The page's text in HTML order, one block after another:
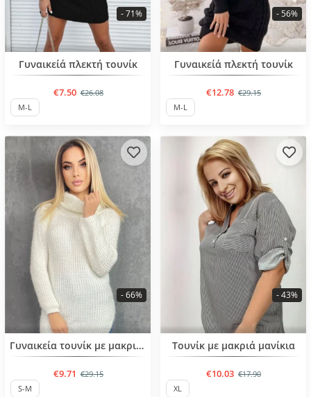
BESTSELLER
Γυναικείά πλεκτή τουνίκ
€7.50 €26.08
- 71%
M-L
BESTSELLER
Γυναικείά πλεκτή τουνίκ
€12.78 €29.15
- 56%
M-L
BESTSELLERΓυναικεία τουνίκ με μακριά μανίκια και ζιβάγκο
€9.71 €29.15
- 66%
S-M
BESTSELLER
Τουνίκ με μακριά μανίκια
€10.03 €17.90
- 43%
XL